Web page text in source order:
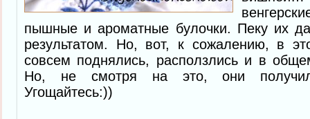
пышные и ароматные булочки. Пеку их
результатом. Но, вот, к сожалению, в
совсем поднялись, расползлись и в
Но, не смотря на это, они
Угощайтесь:))